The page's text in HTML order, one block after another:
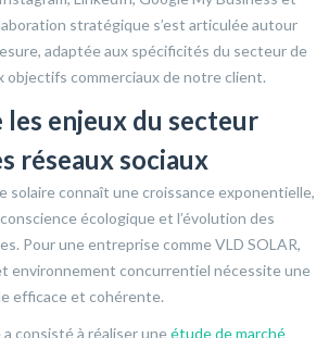
stratégique s’est articulée autour
adaptée aux spécificités du secteur de
objectifs commerciaux de notre client.
enjeux du secteur
réseaux sociaux
solaire connaît une croissance exponentielle,
écologique et l’évolution des
Pour une entreprise comme VLD SOLAR,
environnement concurrentiel nécessite une
efficace et cohérente.
consisté à réaliser uneétude de marché